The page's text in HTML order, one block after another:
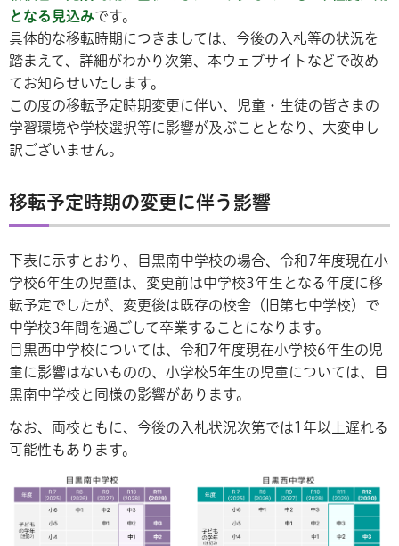
となる見込みです。
具体的な移転時期につきましては、今後の入札等の状況を
踏まえて、詳細がわかり次第、本ウェブサイトなどで改め
てお知らせいたします。
この度の移転予定時期変更に伴い、児童・生徒の皆さまの
学習環境や学校選択等に影響が及ぶこととなり、大変申し
訳ございません。
移転予定時期の変更に伴う影響
下表に示すとおり、目黒南中学校の場合、令和7年度現在小
学校6年生の児童は、変更前は中学校3年生となる年度に移
転予定でしたが、変更後は既存の校舎（旧第七中学校）で
中学校3年間を過ごして卒業することになります。
目黒西中学校については、令和7年度現在小学校6年生の児
童に影響はないものの、小学校5年生の児童については、目
黒南中学校と同様の影響があります。
なお、両校ともに、今後の入札状況次第では1年以上遅れる
可能性もあります。